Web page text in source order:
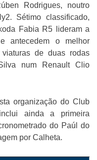
Rodrigues, noutro
Sétimo classificado,
Fabia R5 lideram a
antecedem o melhor
de duas rodas
num Renault Clio
organização do Club
ainda a primeira
do Paúl do
por Calheta.